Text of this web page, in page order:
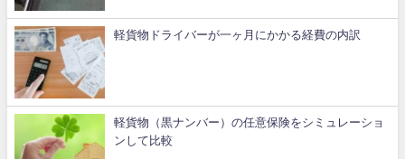
軽貨物ドライバーが一ヶ月にかかる経費の内訳
軽貨物（黒ナンバー）の任意保険をシミュレーショ
ンして比較